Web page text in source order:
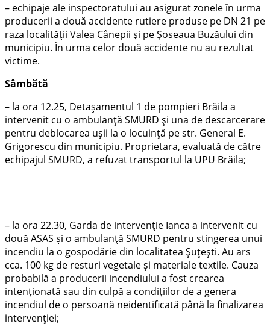
– echipaje ale inspectoratului au asigurat zonele în urma
producerii a două accidente rutiere produse pe DN 21 pe
raza localității Valea Cânepii și pe Șoseaua Buzăului din
municipiu. În urma celor două accidente nu au rezultat
victime.
Sâmbătă
– la ora 12.25, Detașamentul 1 de pompieri Brăila a
intervenit cu o ambulanță SMURD și una de descarcerare
pentru deblocarea ușii la o locuință pe str. General E.
Grigorescu din municipiu. Proprietara, evaluată de către
echipajul SMURD, a refuzat transportul la UPU Brăila;
– la ora 22.30, Garda de intervenție Ianca a intervenit cu
două ASAS și o ambulanță SMURD pentru stingerea unui
incendiu la o gospodărie din localitatea Șuțești. Au ars
cca. 100 kg de resturi vegetale și materiale textile. Cauza
probabilă a producerii incendiului a fost crearea
intenţionată sau din culpă a condiţiilor de a genera
incendiul de o persoană neidentificată până la finalizarea
intervenției;